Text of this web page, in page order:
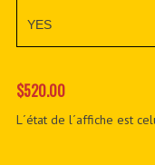
YES
$520.00
L´état de l´affiche est